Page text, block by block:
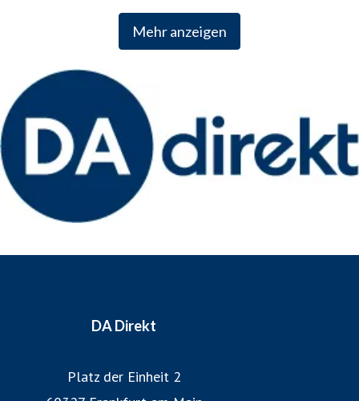
Mehr anzeigen
persönliche Unterstützung rund um die Uhr. Als Teil der
weltweit erfolgreichen Zurich Insurance Group kombiniert
Vordenken der internationalen Unternehmensgruppe.
Weitere Informationen: www.da-direkt.de
DA Direkt
Platz der Einheit 2